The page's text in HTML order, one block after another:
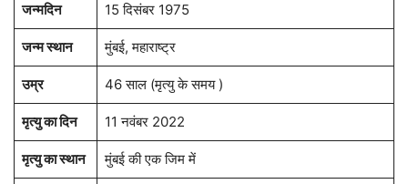
जन्मदिन 15 दिसंबर 1975
जन्म स्थान मुंबई, महाराष्ट्र
उम्र 46 साल (मृत्यु के समय )
मृत्यु का दिन 11 नवंबर 2022
मृत्यु का स्थान मुंबई की एक जिम में